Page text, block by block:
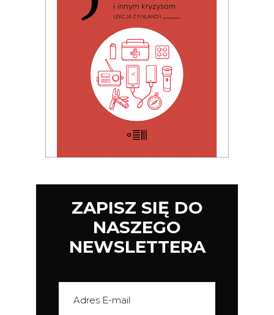
JAK NIE DAĆ SIĘ WOJNIE I INNYM
KRYZYSOM. LEKCJA Z FINLANDII
49.99zł 32.49
ZAPISZ SIĘ DO
NASZEGO
NEWSLETTERA